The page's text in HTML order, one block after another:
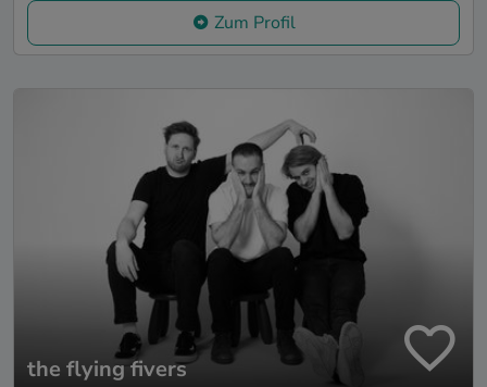
Zum Profil
the flying fivers